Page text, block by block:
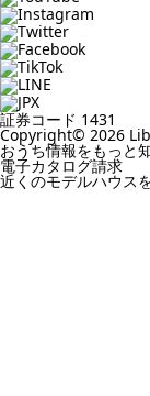
証券コード 1431
Copyright© 2026
おうち情報をもっと
電子カタログ請求
近くのモデルハウス